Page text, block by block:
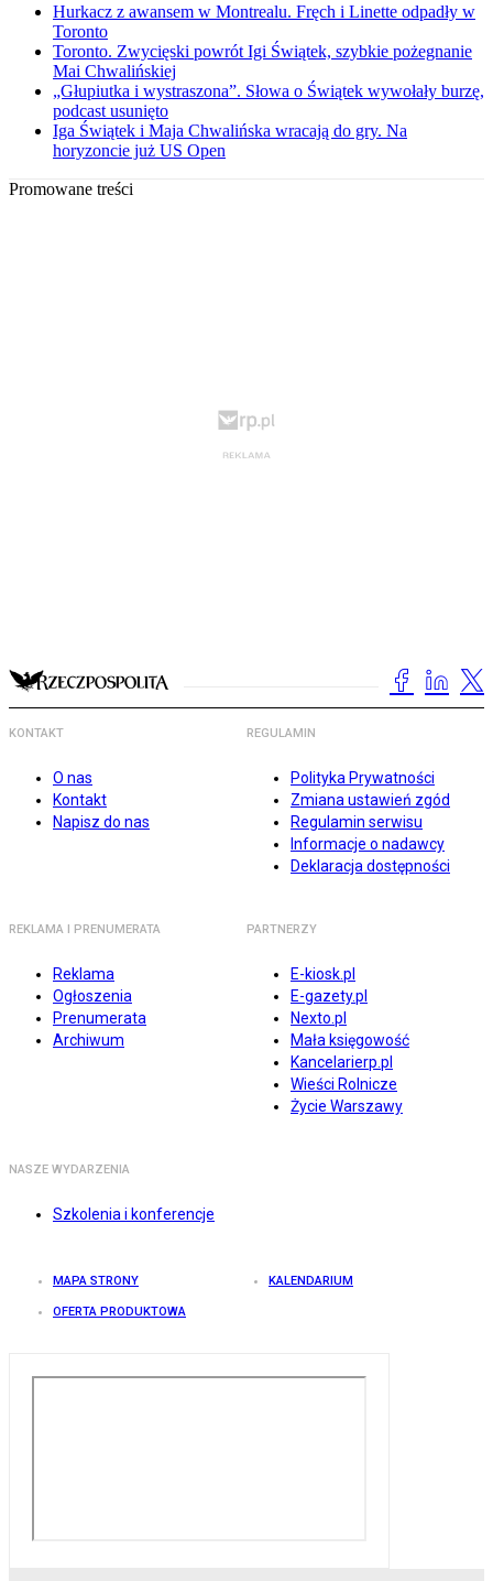
Hurkacz z awansem w Montrealu. Fręch i Linette odpadły w
Toronto
Toronto. Zwycięski powrót Igi Świątek, szybkie pożegnanie
Mai Chwalińskiej
„Głupiutka i wystraszona”. Słowa o Świątek wywołały burzę,
podcast usunięto
Iga Świątek i Maja Chwalińska wracają do gry. Na
horyzoncie już US Open
Promowane treści
KONTAKT
O nas
Kontakt
Napisz do nas
REGULAMIN
Polityka Prywatności
Zmiana ustawień zgód
Regulamin serwisu
Informacje o nadawcy
Deklaracja dostępności
REKLAMA I PRENUMERATA
Reklama
Ogłoszenia
Prenumerata
Archiwum
PARTNERZY
E-kiosk.pl
E-gazety.pl
Nexto.pl
Mała księgowość
Kancelarierp.pl
Wieści Rolnicze
Życie Warszawy
NASZE WYDARZENIA
Szkolenia i konferencje
MAPA STRONY KALENDARIUM
OFERTA PRODUKTOWA